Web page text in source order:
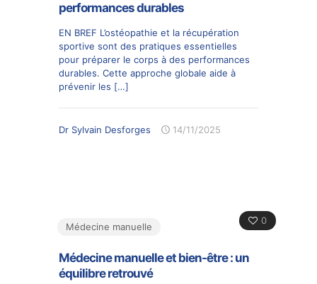
performances durables
EN BREF L’ostéopathie et la récupération
sportive sont des pratiques essentielles
pour préparer le corps à des performances
durables. Cette approche globale aide à
prévenir les […]
Dr Sylvain Desforges 14/11/2025
0
Médecine manuelle
Médecine manuelle et bien-être : un
équilibre retrouvé